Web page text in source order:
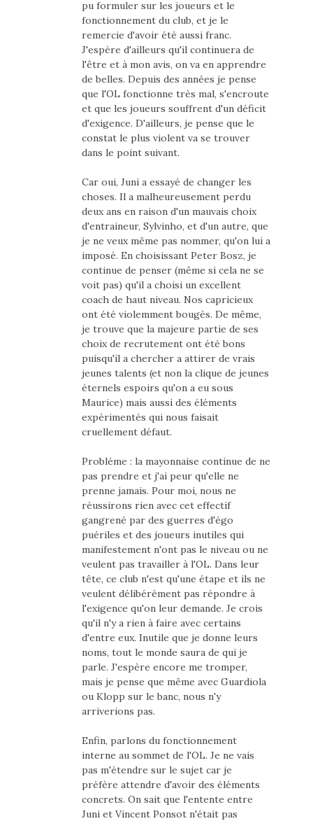
pu formuler sur les joueurs et le
fonctionnement du club, et je le
remercie d'avoir été aussi franc.
J'espère d'ailleurs qu'il continuera de
l'être et à mon avis, on va en apprendre
de belles. Depuis des années je pense
que l'OL fonctionne très mal, s'encroute
et que les joueurs souffrent d'un déficit
d'exigence. D'ailleurs, je pense que le
constat le plus violent va se trouver
dans le point suivant.
Car oui, Juni a essayé de changer les
choses. Il a malheureusement perdu
deux ans en raison d'un mauvais choix
d'entraineur, Sylvinho, et d'un autre, que
je ne veux même pas nommer, qu'on lui a
imposé. En choisissant Peter Bosz, je
continue de penser (même si cela ne se
voit pas) qu'il a choisi un excellent
coach de haut niveau. Nos capricieux
ont été violemment bougés. De même,
je trouve que la majeure partie de ses
choix de recrutement ont été bons
puisqu'il a chercher a attirer de vrais
jeunes talents (et non la clique de jeunes
éternels espoirs qu'on a eu sous
Maurice) mais aussi des éléments
expérimentés qui nous faisait
cruellement défaut.
Problème : la mayonnaise continue de ne
pas prendre et j'ai peur qu'elle ne
prenne jamais. Pour moi, nous ne
réussirons rien avec cet effectif
gangrené par des guerres d'égo
puériles et des joueurs inutiles qui
manifestement n'ont pas le niveau ou ne
veulent pas travailler à l'OL. Dans leur
tête, ce club n'est qu'une étape et ils ne
veulent délibérément pas répondre à
l'exigence qu'on leur demande. Je crois
qu'il n'y a rien à faire avec certains
d'entre eux. Inutile que je donne leurs
noms, tout le monde saura de qui je
parle. J'espère encore me tromper,
mais je pense que même avec Guardiola
ou Klopp sur le banc, nous n'y
arriverions pas.
Enfin, parlons du fonctionnement
interne au sommet de l'OL. Je ne vais
pas m'étendre sur le sujet car je
préfère attendre d'avoir des éléments
concrets. On sait que l'entente entre
Juni et Vincent Ponsot n'était pas